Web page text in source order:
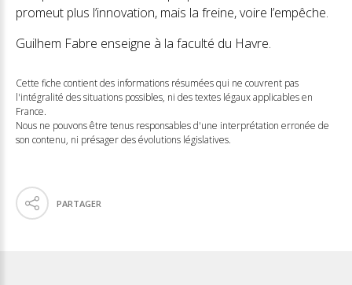
promeut plus l’innovation, mais la freine, voire l’empêche.
Guilhem Fabre enseigne à la faculté du Havre.
Cette fiche contient des informations résumées qui ne couvrent pas
l'intégralité des situations possibles, ni des textes légaux applicables en
France.
Nous ne pouvons être tenus responsables d'une interprétation erronée de
son contenu, ni présager des évolutions législatives.
PARTAGER